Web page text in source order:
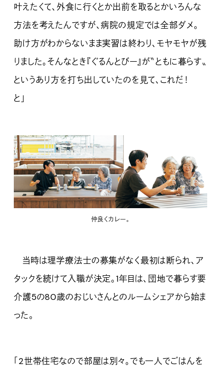
叶えたくて、外食に行くとか出前を取るとかいろんな
方法を考えたんですが、病院の規定では全部ダメ。
助け方がわからないまま実習は終わり、モヤモヤが残
りました。そんなとき『ぐるんとびー』が〝ともに暮らす〟
というあり方を打ち出していたのを見て、これだ！
と」
仲良くカレー。
当時は理学療法士の募集がなく最初は断られ、ア
タックを続けて入職が決定。1年目は、団地で暮らす要
介護5の80歳のおじいさんとのルームシェアから始ま
った。
「2世帯住宅なので部屋は別々。でも一人でごはんを